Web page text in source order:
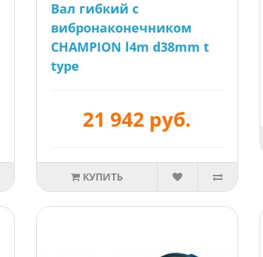
Вал гибкий с
вибронаконечником
CHAMPION l4m d38mm t
type
21 942 руб.
КУПИТЬ